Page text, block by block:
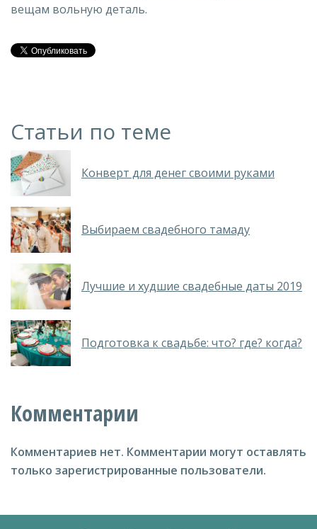
вещам вольную деталь.
Статьи по теме
Конверт для денег своими руками
Выбираем свадебного тамаду
Лучшие и худшие свадебные даты 2019
Подготовка к свадьбе: что? где? когда?
Комментарии
Комментариев нет. Комментарии могут оставлять
только зарегистрированные пользователи.